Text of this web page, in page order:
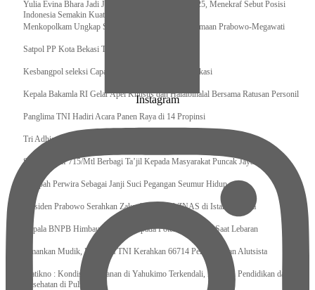
Yulia Evina Bhara Jadi Juri Festival Film Cannes 2025, Menekraf Sebut Posisi
Indonesia Semakin Kuat
Menkopolkam Ungkap Spirit Persatuan dan Kebersamaan Prabowo-Megawati
Satpol PP Kota Bekasi Tertibkan PPKS
Kesbangpol seleksi Capaska 736 Siswa/i se-Kota Bekasi
Kepala Bakamla RI Gelar Apel Khusus dan Halalbihalal Bersama Ratusan Personil
Panglima TNI Hadiri Acara Panen Raya di 14 Propinsi
Tri Adhianto : Kota Bekasi Bisa Mempertahankan Keharmonisasian
Satgas Yonif 715/Mtl Berbagi Ta’jil Kepada Masyarakat Puncak Jaya
Sumpah Perwira Sebagai Janji Suci Pegangan Seumur Hidup
Presiden Prabowo Serahkan Zakat kepada BAZNAS di Istana Negara
Kepala BNPB Himbau Pemda Waspada Potensi Bencana Saat Lebaran
Amankan Mudik, Panglima TNI Kerahkan 66714 Personel Dan Alutsista
Pratikno : Kondisi Keamanan di Yahukimo Terkendali, Layanan Pendidikan dan
Kesehatan di Pulihkan
Instagram